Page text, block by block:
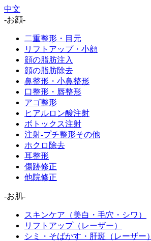
中文
-お顔-
二重整形・目元
リフトアップ・小顔
顔の脂肪注入
顔の脂肪除去
鼻整形・小鼻整形
口整形・唇整形
アゴ整形
ヒアルロン酸注射
ボトックス注射
注射-プチ整形その他
ホクロ除去
耳整形
傷跡修正
他院修正
-お肌-
スキンケア（美白・毛穴・シワ）
リフトアップ（レーザー）
シミ・そばかす・肝斑（レーザー）